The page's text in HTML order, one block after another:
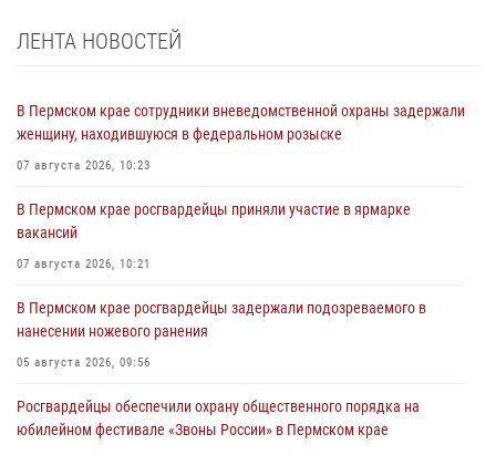
ЛЕНТА НОВОСТЕЙ
В Пермском крае сотрудники вневедомственной охраны задержали
женщину, находившуюся в федеральном розыске
07 августа 2026, 10:23
В Пермском крае росгвардейцы приняли участие в ярмарке
вакансий
07 августа 2026, 10:21
В Пермском крае росгвардейцы задержали подозреваемого в
нанесении ножевого ранения
05 августа 2026, 09:56
Росгвардейцы обеспечили охрану общественного порядка на
юбилейном фестивале «Звоны России» в Пермском крае